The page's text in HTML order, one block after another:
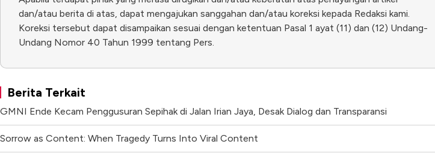
dan/atau berita di atas, dapat mengajukan sanggahan dan/atau koreksi kepada Redaksi kami.
Koreksi tersebut dapat disampaikan sesuai dengan ketentuan Pasal 1 ayat (11) dan (12) Undang-
Undang Nomor 40 Tahun 1999 tentang Pers.
Berita Terkait
GMNI Ende Kecam Penggusuran Sepihak di Jalan Irian Jaya, Desak Dialog dan Transparansi
Sorrow as Content: When Tragedy Turns Into Viral Content